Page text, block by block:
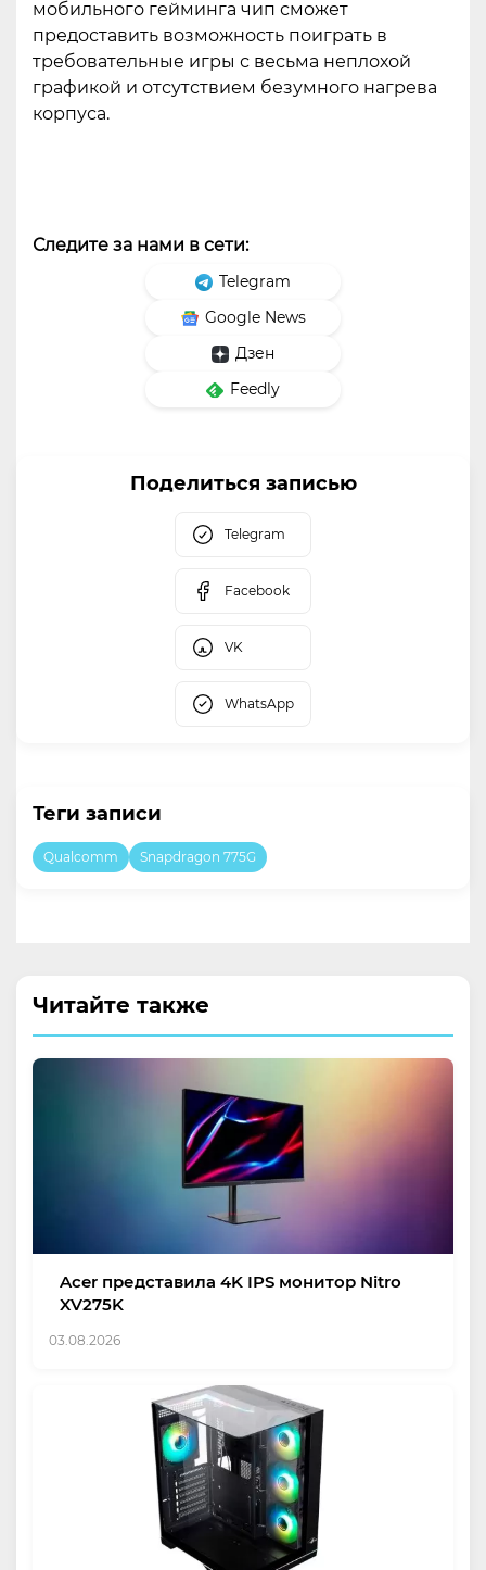
мобильного гейминга чип сможет
предоставить возможность поиграть в
требовательные игры с весьма неплохой
графикой и отсутствием безумного нагрева
корпуса.
Следите за нами в сети:
Telegram
Google News
Дзен
Feedly
Поделиться записью
Telegram
Facebook
VK
WhatsApp
Теги записи
Qualcomm Snapdragon 775G
Читайте также
Acer представила 4K IPS монитор Nitro
XV275K
03.08.2026